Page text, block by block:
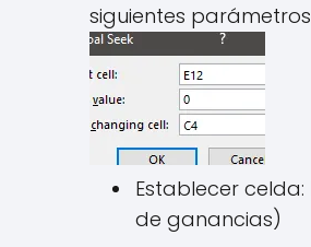
siguientes
Establecer celda:
de ganancias)